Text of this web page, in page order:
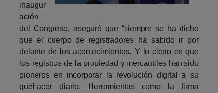
inaugur
ación
del Congreso, aseguró que “siempre se ha dicho
que el cuerpo de registradores ha sabido ir por
delante de los acontecimientos. Y lo cierto es que
los registros de la propiedad y mercantiles han sido
pioneros en incorporar la revolución digital a su
quehacer diario. Herramientas como la firma